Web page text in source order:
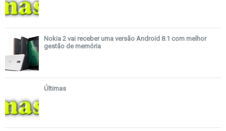
Nokia 2 vai receber uma versão Android 8.1 com melhor
gestão de memória
Últimas